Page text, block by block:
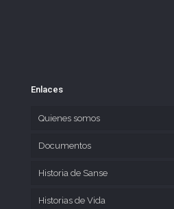
Enlaces
Quienes somos
Documentos
Historia de Sanse
Historias de Vida